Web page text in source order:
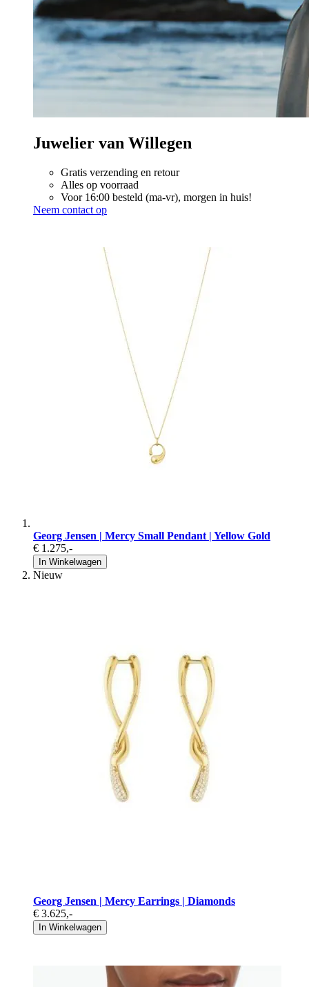
Juwelier van Willegen
Gratis verzending en retour
Alles op voorraad
Voor 16:00 besteld (ma-vr), morgen in huis!
Neem contact op
Georg Jensen | Mercy Small Pendant | Yellow Gold
€ 1.275,-
In Winkelwagen
Nieuw
Georg Jensen | Mercy Earrings | Diamonds
€ 3.625,-
In Winkelwagen